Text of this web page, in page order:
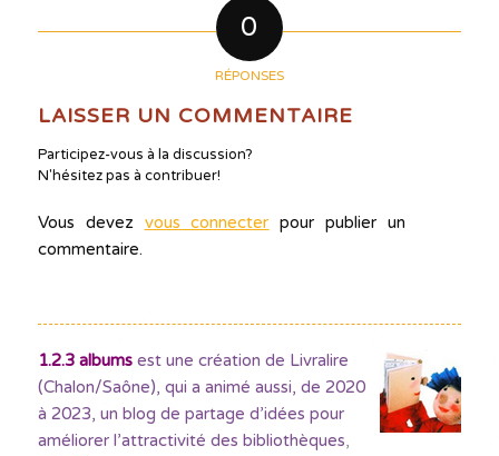
0
RÉPONSES
LAISSER UN COMMENTAIRE
Participez-vous à la discussion?
N'hésitez pas à contribuer!
Vous devez vous connecter pour publier un
commentaire.
1.2.3 albumsest une création de Livralire
(Chalon/Saône), qui a animé aussi, de 2020
à 2023, un blog de partage d’idées pour
améliorer l’attractivité des bibliothèques,